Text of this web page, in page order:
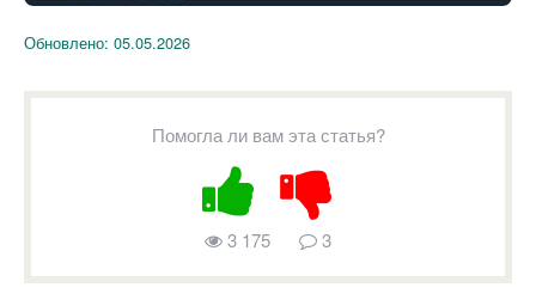
Обновлено: 05.05.2026
Помогла ли вам эта статья?
3 175 3